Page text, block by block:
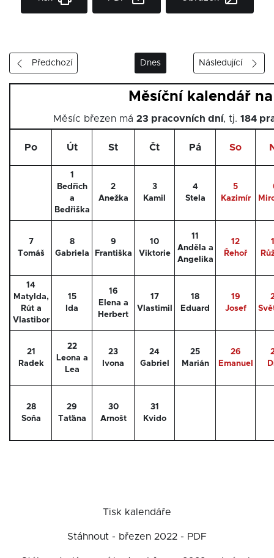
Předchozí Dnes Následující
Měsíční kalendář
Měsíc březen má 23 pracovních dní, tj. 184
Po Út St Čt Pá So
1
Bedřich
a
Bedřiška
2
Anežka
3
Kamil
4
Stela
5
Kazimír
7
Tomáš
8
Gabriela
9
Františka
10
Viktorie
11
Anděla a
Angelika
12
Řehoř
14
Matylda,
Rút a
Vlastibor
15
Ida
16
Elena a
Herbert
17
Vlastimil
18
Eduard
19
Josef
21
Radek
22
Leona a
Lea
23
Ivona
24
Gabriel
25
Marián
26
Emanuel
28
Soňa
29
Taťána
30
Arnošt
31
Kvido
Tisk kalendáře
Stáhnout - březen 2022 - PDF